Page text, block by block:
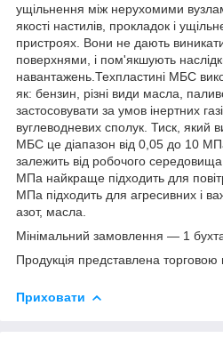
ущільнення між нерухомими
якості настилів, прокладок і
пристроях. Вони не дають
поверхнями, і пом'якшують
навантажень.Техпластині МБС
як: бензин, різні види масла,
застосовувати за умов інертних
вуглеводневих сполук. Тиск, який
МБС це діапазон від 0,05 до 10
залежить від робочого
МПа найкраще підходить для
МПа підходить для агресивних і
азот, масла.
Мінімальний замовлення ― 1
Продукція представлена
Приховати